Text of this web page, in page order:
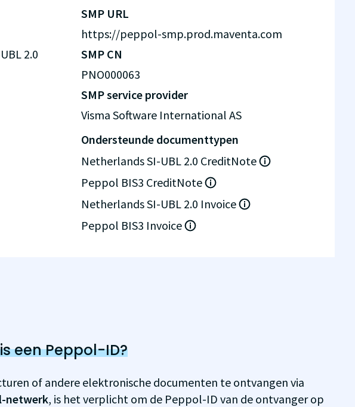
2.0
SMP URL
https://peppol-smp.prod.maventa.com
SMP CN
PNO000063
SMP service provider
Visma Software International AS
Ondersteunde documenttypen
Netherlands SI-UBL 2.0 CreditNote
Peppol BIS3 CreditNote
Netherlands SI-UBL 2.0 Invoice
Peppol BIS3 Invoice
een Peppol-ID?
of andere elektronische documenten te ontvangen via
netwerk, is het verplicht om de Peppol-ID van de ontvanger op